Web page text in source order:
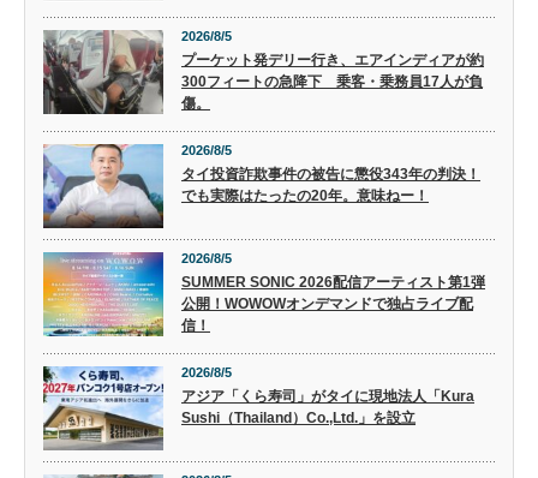
2026/8/5
プーケット発デリー行き、エアインディアが約
300フィートの急降下 乗客・乗務員17人が負
傷。
2026/8/5
タイ投資詐欺事件の被告に懲役343年の判決！
でも実際はたったの20年。意味ねー！
2026/8/5
SUMMER SONIC 2026配信アーティスト第1弾
公開！WOWOWオンデマンドで独占ライブ配
信！
2026/8/5
アジア「くら寿司」がタイに現地法人「Kura
Sushi（Thailand）Co.,Ltd.」を設立